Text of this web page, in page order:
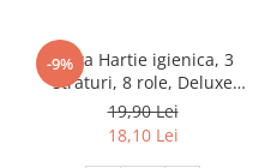
-9%
Zewa Hartie igienica, 3
straturi, 8 role, Deluxe
Cashmere Peach
19,90 Lei
18,10 Lei